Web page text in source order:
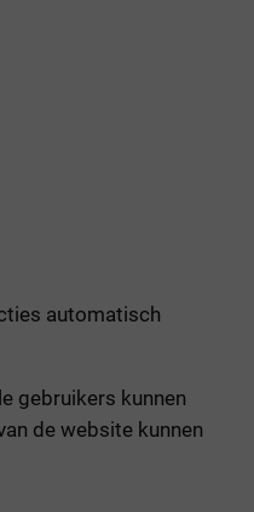
automatisch
gebruikers kunnen
de website kunnen